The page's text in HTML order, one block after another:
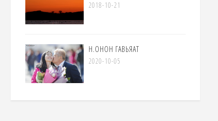
2018-10-21
Н.ОНОН ГАВЬЯАТ
2020-10-05